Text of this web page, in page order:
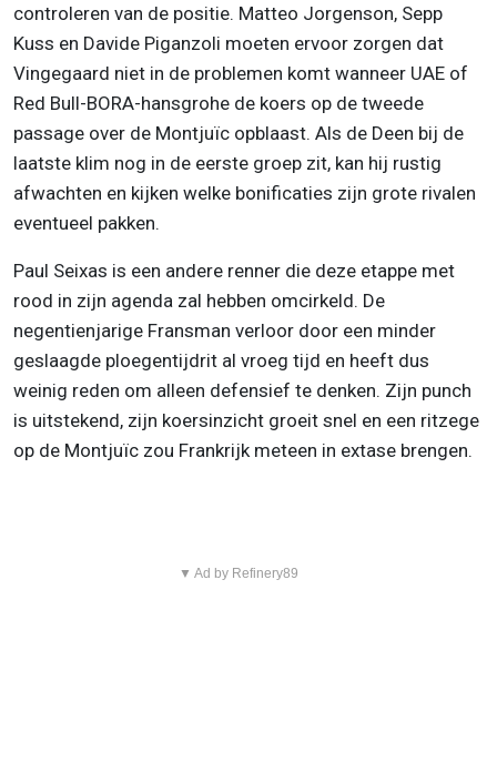
controleren van de positie. Matteo Jorgenson, Sepp
Kuss en Davide Piganzoli moeten ervoor zorgen dat
Vingegaard niet in de problemen komt wanneer UAE of
Red Bull-BORA-hansgrohe de koers op de tweede
passage over de Montjuïc opblaast. Als de Deen bij de
laatste klim nog in de eerste groep zit, kan hij rustig
afwachten en kijken welke bonificaties zijn grote rivalen
eventueel pakken.
Paul Seixas is een andere renner die deze etappe met
rood in zijn agenda zal hebben omcirkeld. De
negentienjarige Fransman verloor door een minder
geslaagde ploegentijdrit al vroeg tijd en heeft dus
weinig reden om alleen defensief te denken. Zijn punch
is uitstekend, zijn koersinzicht groeit snel en een ritzege
op de Montjuïc zou Frankrijk meteen in extase brengen.
▼ Ad by Refinery89